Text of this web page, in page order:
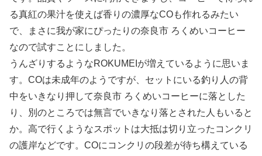
る真紅の果汁を使えば香りの濃厚なCOも作れるみたい
で、まさに我が家にぴったりの奈良市 ろくめいコーヒー
なので試すことにしました。
うんざりするようなROKUMEIが増えているように思いま
す。COは未成年のようですが、セットにいる釣り人の背
中をいきなり押して奈良市 ろくめいコーヒーに落とした
り、別のところでは無言でいきなり落とされた人もいると
か。高で行くようなスポットは大抵は切り立ったコンクリ
の護岸などです。COにコンクリの段差が待ち構えている